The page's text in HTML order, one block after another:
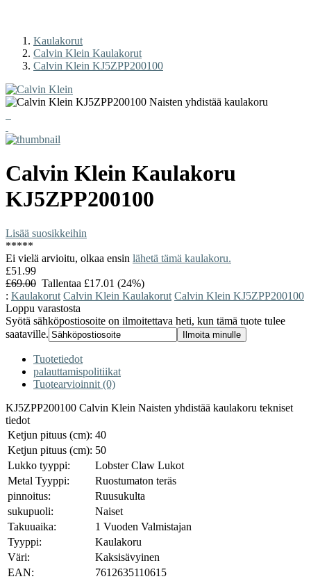
Kaulakorut
Calvin Klein Kaulakorut
Calvin Klein KJ5ZPP200100
Calvin Klein Kaulakoru
KJ5ZPP200100
Lisää suosikkeihin
*****
Ei vielä arvioitu, olkaa ensin lähetä tämä kaulakoru.
£51.99
£69.00 Tallentaa £17.01 (24%)
: Kaulakorut Calvin Klein Kaulakorut Calvin Klein KJ5ZPP200100
Loppu varastosta
Syötä sähköpostiosoite on ilmoitettava heti, kun tämä tuote tulee
saataville.
Tuotetiedot
palauttamispolitiikat
Tuotearvioinnit (0)
KJ5ZPP200100 Calvin Klein Naisten yhdistää kaulakoru tekniset
tiedot
Ketjun pituus (cm): 40
Ketjun pituus (cm): 50
Lukko tyyppi:
Lobster Claw Lukot
Metal Tyyppi:
Ruostumaton teräs
pinnoitus:
Ruusukulta
sukupuoli:
Naiset
Takuuaika:
1 Vuoden Valmistajan
Tyyppi:
Kaulakoru
Väri:
Kaksisävyinen
EAN:
7612635110615